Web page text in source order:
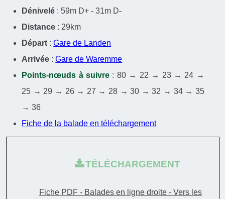
Dénivelé : 59m D+ - 31m D-
Distance : 29km
Départ :Gare de Landen
Arrivée :Gare de Waremme
Points-nœuds à suivre : 80 → 22 → 23 → 24 →
25 → 29 → 26 → 27 → 28 → 30 → 32 → 34 → 35
→ 36
Fiche de la balade en téléchargement
TÉLÉCHARGEMENT
Fiche PDF - Balades en ligne droite - Vers les